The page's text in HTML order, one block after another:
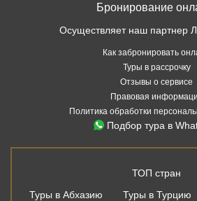
Бронирование
Осуществляет наш партнер
Как забронировать
Туры в рассрочку
Отзывы о сервисе
Правовая
Политика обработки
Подбор тура в
ТОП стран
Туры в Абхазию
Туры в Турцию